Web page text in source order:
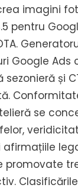
imagini
pentru
Google Ads
și
se
afirmațiile
promovate